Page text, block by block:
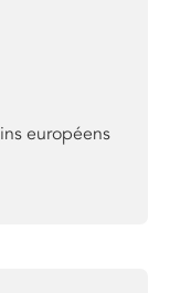
européens